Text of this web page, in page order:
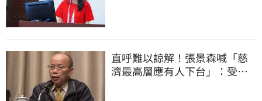
直呼難以諒解！張景森喊「慈
濟最高層應有人下台」：受害